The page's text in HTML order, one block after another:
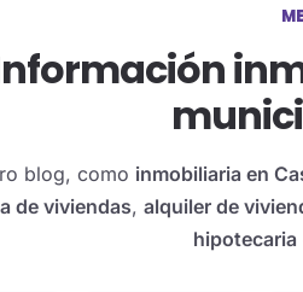
blog, como inmobiliaria en
de viviendas, alquiler de
hipotecaria